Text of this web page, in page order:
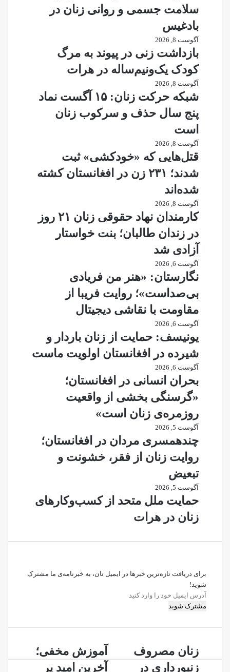
سلامت جسمی و روانی زنان در
بادغیس
آگوست 8, 2026
بازداشت زنی در پیوند به مرگ
کودک یک‌ونیم‌ساله در هرات
آگوست 8, 2026
شبکه حرکت زنان: ۱۵ آگست نماد
پنج سال حذف و سرکوب زنان
است
آگوست 8, 2026
قتل‌هایی که «خودکشی» ثبت
شدند؛ ۲۳۱ زن در افغانستان کشته
شده‌اند
آگوست 8, 2026
کارمندان نهاد حقوقی زنان ۲۱ روز
در زندان طالبان؛ بنت خواستار
آزادی شد
آگوست 6, 2026
نگارستان: «هنر من فریادی
بی‌صداست»؛ روایت فریبا از
مقاومت با نقاشی دیجیتال
آگوست 6, 2026
یونیسف: حمایت از زنان باردار و
شیرده در افغانستان اولویت ماست
آگوست 6, 2026
بحران انسانی در افغانستان؛
«گرسنگی بخشی از واقعیت
روزمره‌ی زنان است»
آگوست 5, 2026
چندهمسری مردان در افغانستان؛
روایت زنان از فقر، خشونت و
تبعیض
آگوست 5, 2026
حمایت ملل متحد از کسب‌وکارهای
زنان در هرات
برای دریافت تازه‌ترین خبرها در ایمیل تان، به خبرنامه‌ی ما مشترک
شوید!
آدرس
ایمیل
را
کنید
آموزش
مخفی؛
آخرین
آموزش مخفی؛
آخرین امید پر
زنان
مصروف
زنبورداری
زنان مصروف
زنبورداری در